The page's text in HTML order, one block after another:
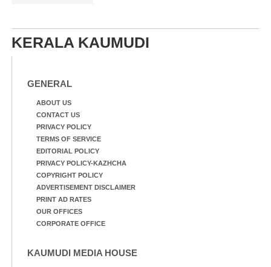
KERALA KAUMUDI
GENERAL
ABOUT US
CONTACT US
PRIVACY POLICY
TERMS OF SERVICE
EDITORIAL POLICY
PRIVACY POLICY-KAZHCHA
COPYRIGHT POLICY
ADVERTISEMENT DISCLAIMER
PRINT AD RATES
OUR OFFICES
CORPORATE OFFICE
KAUMUDI MEDIA HOUSE